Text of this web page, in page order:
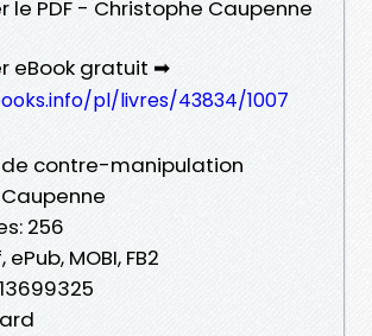
le PDF - Christophe Caupenne
eBook gratuit ➡
pl/livres/43834/1007
contre-manipulation
256
MOBI, FB2